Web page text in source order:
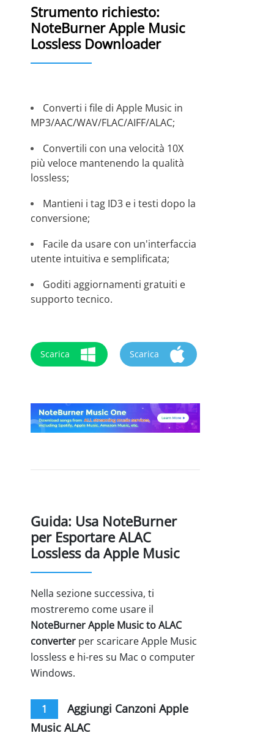
Strumento richiesto:
NoteBurner Apple Music
Lossless Downloader
Converti i file di Apple Music in
MP3/AAC/WAV/FLAC/AIFF/ALAC;
Convertili con una velocità 10X
più veloce mantenendo la qualità
lossless;
Mantieni i tag ID3 e i testi dopo la
conversione;
Facile da usare con un'interfaccia
utente intuitiva e semplificata;
Goditi aggiornamenti gratuiti e
supporto tecnico.
Scarica Scarica
Guida: Usa NoteBurner
per Esportare ALAC
Lossless da Apple Music
Nella sezione successiva, ti
mostreremo come usare il
NoteBurner Apple Music to ALAC
converter per scaricare Apple Music
lossless e hi-res su Mac o computer
Windows.
1
Aggiungi Canzoni Apple
Music ALAC